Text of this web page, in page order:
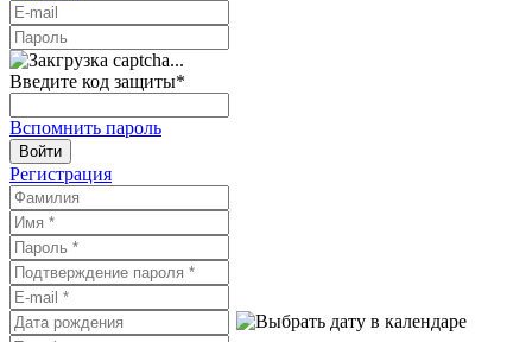
Введите код защиты*
Вспомнить пароль
Войти
Регистрация